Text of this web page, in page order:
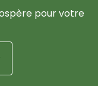
pour votre